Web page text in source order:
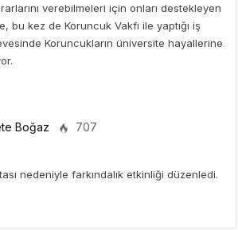
verebilmeleri için onları destekleyen
bu kez de Koruncuk Vakfı ile yaptığı iş
Koruncukların üniversite hayallerine
Boğaz 707
nedeniyle farkındalık etkinliği düzenledi.